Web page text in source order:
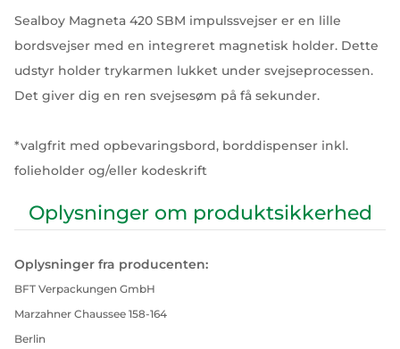
Sealboy Magneta 420 SBM impulssvejser er en lille
bordsvejser med en integreret magnetisk holder. Dette
udstyr holder trykarmen lukket under svejseprocessen.
Det giver dig en ren svejsesøm på få sekunder.
*valgfrit med opbevaringsbord, borddispenser inkl.
folieholder og/eller kodeskrift
Oplysninger om produktsikkerhed
Oplysninger fra producenten:
BFT Verpackungen GmbH
Marzahner Chaussee 158-164
Berlin